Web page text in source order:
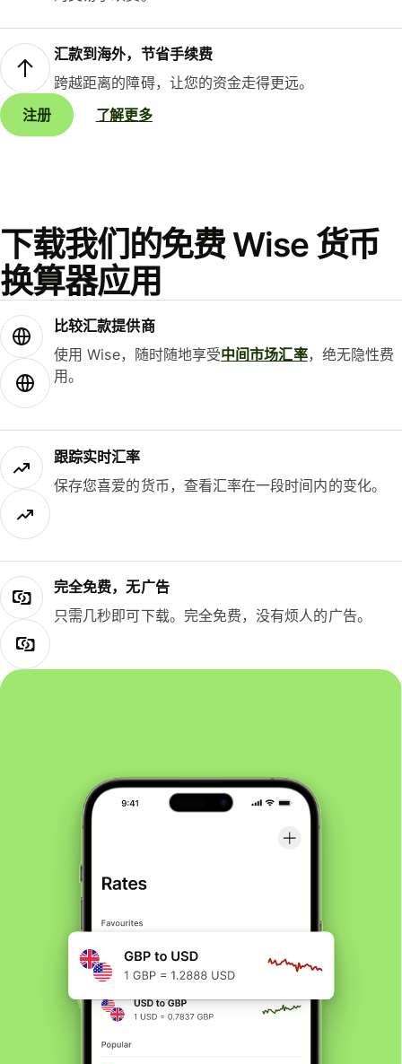
汇款到海外，节省手续费
跨越距离的障碍，让您的资金走得更远。
注册
了解更多
下载我们的免费 Wise 货币
换算器应用
比较汇款提供商
使用 Wise，随时随地享受中间市场汇率，绝无隐性费
用。
跟踪实时汇率
保存您喜爱的货币，查看汇率在一段时间内的变化。
完全免费，无广告
只需几秒即可下载。完全免费，没有烦人的广告。